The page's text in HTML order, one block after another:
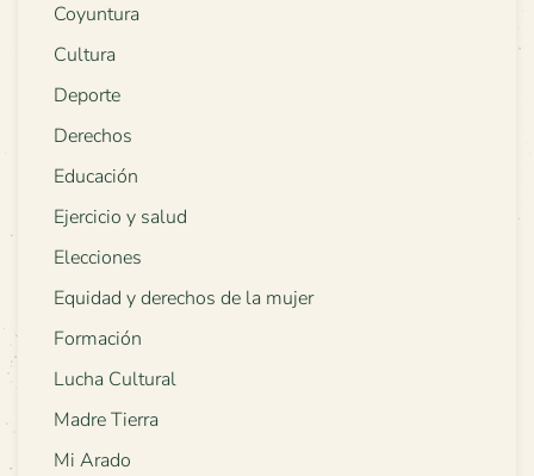
Coyuntura
Cultura
Deporte
Derechos
Educación
Ejercicio y salud
Elecciones
Equidad y derechos de la mujer
Formación
Lucha Cultural
Madre Tierra
Mi Arado